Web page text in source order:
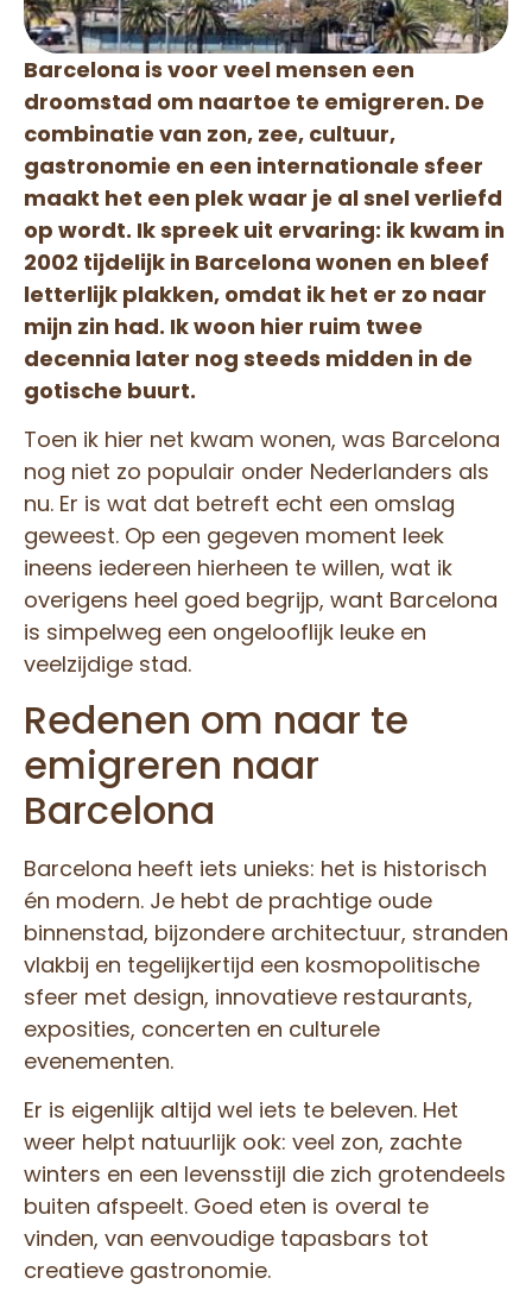
Barcelona is voor veel mensen een
droomstad om naartoe te emigreren. De
combinatie van zon, zee, cultuur,
gastronomie en een internationale sfeer
maakt het een plek waar je al snel verliefd
op wordt. Ik spreek uit ervaring: ik kwam in
2002 tijdelijk in Barcelona wonen en bleef
letterlijk plakken, omdat ik het er zo naar
mijn zin had. Ik woon hier ruim twee
decennia later nog steeds midden in de
gotische buurt.
Toen ik hier net kwam wonen, was Barcelona
nog niet zo populair onder Nederlanders als
nu. Er is wat dat betreft echt een omslag
geweest. Op een gegeven moment leek
ineens iedereen hierheen te willen, wat ik
overigens heel goed begrijp, want Barcelona
is simpelweg een ongelooflijk leuke en
veelzijdige stad.
Redenen om naar te
emigreren naar
Barcelona
Barcelona heeft iets unieks: het is historisch
én modern. Je hebt de prachtige oude
binnenstad, bijzondere architectuur, stranden
vlakbij en tegelijkertijd een kosmopolitische
sfeer met design, innovatieve restaurants,
exposities, concerten en culturele
evenementen.
Er is eigenlijk altijd wel iets te beleven. Het
weer helpt natuurlijk ook: veel zon, zachte
winters en een levensstijl die zich grotendeels
buiten afspeelt. Goed eten is overal te
vinden, van eenvoudige tapasbars tot
creatieve gastronomie.